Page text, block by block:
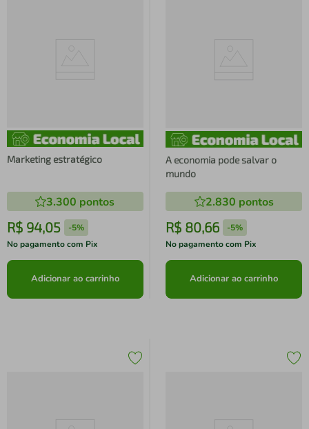
Marketing estratégico
3.300 pontos
R$ 94,05 -5%
No pagamento com Pix
Adicionar ao carrinho
A economia pode salvar o
mundo
2.830 pontos
R$ 80,66 -5%
No pagamento com Pix
Adicionar ao carrinho